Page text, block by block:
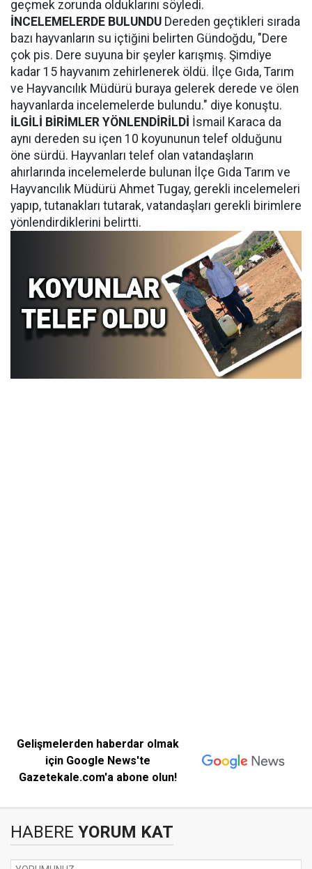
geçmek zorunda olduklarını söyledi.
İNCELEMELERDE BULUNDU Dereden geçtikleri sırada
bazı hayvanların su içtiğini belirten Gündoğdu, "Dere
çok pis. Dere suyuna bir şeyler karışmış. Şimdiye
kadar 15 hayvanım zehirlenerek öldü. İlçe Gıda, Tarım
ve Hayvancılık Müdürü buraya gelerek derede ve ölen
hayvanlarda incelemelerde bulundu." diye konuştu.
İLGİLİ BİRİMLER YÖNLENDİRİLDİ İsmail Karaca da
aynı dereden su içen 10 koyununun telef olduğunu
öne sürdü. Hayvanları telef olan vatandaşların
ahırlarında incelemelerde bulunan İlçe Gıda Tarım ve
Hayvancılık Müdürü Ahmet Tugay, gerekli incelemeleri
yapıp, tutanakları tutarak, vatandaşları gerekli birimlere
yönlendirdiklerini belirtti.
Gelişmelerden haberdar olmak
için Google News'te
Gazetekale.com'a abone olun!
HABERE YORUM KAT